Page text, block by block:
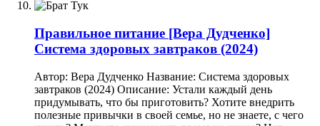
Правильное питание [Вера Дудченко]
Система здоровых завтраков (2024)
Автор: Вера Дудченко Название: Система здоровых
завтраков (2024) Описание: Устали каждый день
придумывать, что бы приготовить? Хотите внедрить
полезные привычки в своей семье, но не знаете, с чего